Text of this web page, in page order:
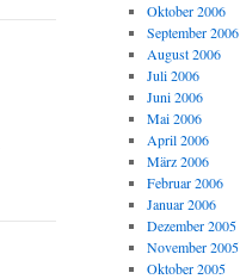
Oktober 2006
September 2006
August 2006
Juli 2006
Juni 2006
Mai 2006
April 2006
März 2006
Februar 2006
Januar 2006
Dezember 2005
November 2005
Oktober 2005